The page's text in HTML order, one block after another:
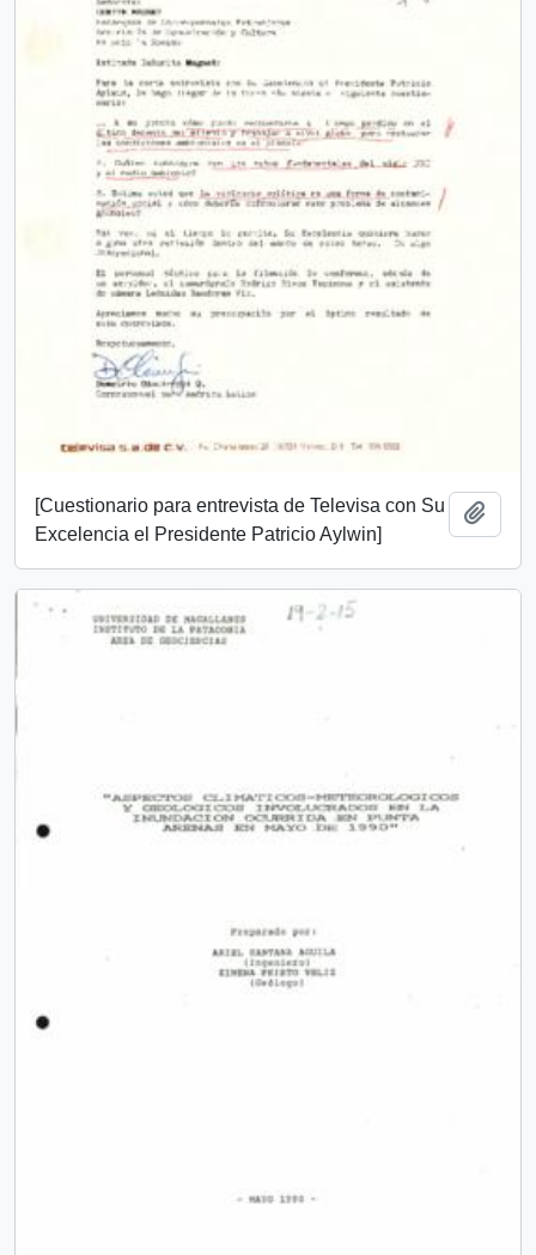
[Cuestionario para entrevista de Televisa con Su
Excelencia el Presidente Patricio Aylwin]